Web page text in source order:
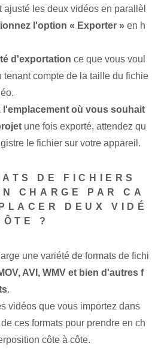
ajusté les deux vidéos en parallèl
l'option « Exporter » en h
d'exportation ⁤ ce que vous voul
tenant compte de la taille du fichie
l'emplacement où vous souhait
une fois exporté, attendez qu
le fichier sur votre appareil.
DE FICHIERS
CHARGE PAR CA
DEUX VIDÉ
?
une variété de formats de fichi
AVI, WMV et bien d'autres f
.
vidéos que vous importez dans
ces formats pour prendre en ch
côte à côte.